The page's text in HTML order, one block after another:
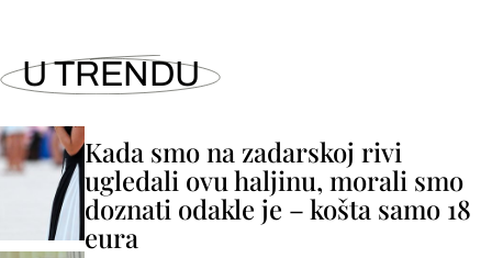
U TRENDU
Kada smo na zadarskoj rivi
ugledali ovu haljinu, morali smo
doznati odakle je – košta samo 18
eura